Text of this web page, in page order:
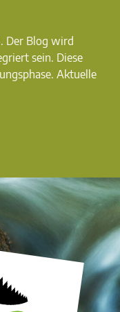
Der Blog wird
sein. Diese
Aktuelle